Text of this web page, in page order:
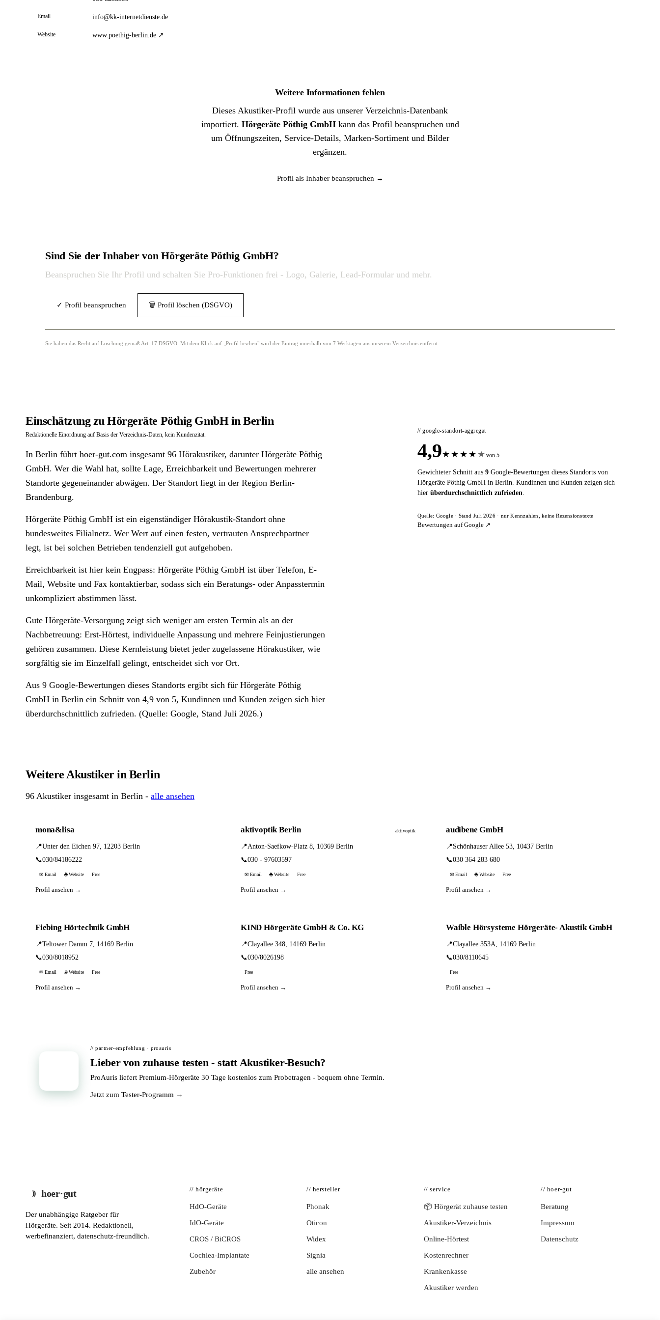
Email info@kk-internetdienste.de
Website www.poethig-berlin.de ↗
Weitere Informationen fehlen
Dieses Akustiker-Profil wurde aus unserer Verzeichnis-Datenbank
importiert. Hörgeräte Pöthig GmbHkann das Profil beanspruchen und
um Öffnungszeiten, Service-Details, Marken-Sortiment und Bilder
ergänzen.
Profil als Inhaber beanspruchen →
Sind Sie der Inhaber von Hörgeräte Pöthig GmbH?
Beanspruchen Sie Ihr Profil und schalten Sie Pro-Funktionen frei - Logo, Galerie, Lead-Formular und mehr.
✓ Profil beanspruchen 🗑 Profil löschen (DSGVO)
Sie haben das Recht auf Löschung gemäß Art. 17 DSGVO. Mit dem Klick auf „Profil löschen" wird der Eintrag innerhalb von 7 Werktagen aus unserem Verzeichnis entfernt.
Einschätzung zu Hörgeräte Pöthig GmbH in Berlin
Redaktionelle Einordnung auf Basis der Verzeichnis-Daten, kein Kundenzitat.
In Berlin führt hoer-gut.com insgesamt 96 Hörakustiker, darunter Hörgeräte Pöthig
GmbH. Wer die Wahl hat, sollte Lage, Erreichbarkeit und Bewertungen mehrerer
Standorte gegeneinander abwägen. Der Standort liegt in der Region Berlin-
Brandenburg.
Hörgeräte Pöthig GmbH ist ein eigenständiger Hörakustik-Standort ohne
bundesweites Filialnetz. Wer Wert auf einen festen, vertrauten Ansprechpartner
legt, ist bei solchen Betrieben tendenziell gut aufgehoben.
Erreichbarkeit ist hier kein Engpass: Hörgeräte Pöthig GmbH ist über Telefon, E-
Mail, Website und Fax kontaktierbar, sodass sich ein Beratungs- oder Anpasstermin
unkompliziert abstimmen lässt.
Gute Hörgeräte-Versorgung zeigt sich weniger am ersten Termin als an der
Nachbetreuung: Erst-Hörtest, individuelle Anpassung und mehrere Feinjustierungen
gehören zusammen. Diese Kernleistung bietet jeder zugelassene Hörakustiker, wie
sorgfältig sie im Einzelfall gelingt, entscheidet sich vor Ort.
Aus 9 Google-Bewertungen dieses Standorts ergibt sich für Hörgeräte Pöthig
GmbH in Berlin ein Schnitt von 4,9 von 5, Kundinnen und Kunden zeigen sich hier
überdurchschnittlich zufrieden. (Quelle: Google, Stand Juli 2026.)
// google-standort-aggregat
4,9★ ★ ★ ★ ★ von 5
Gewichteter Schnitt aus 9Google-Bewertungen dieses Standorts von
Hörgeräte Pöthig GmbH in Berlin. Kundinnen und Kunden zeigen sich
hier überdurchschnittlich zufrieden.
Quelle: Google · Stand Juli 2026 · nur Kennzahlen, keine Rezensionstexte
Bewertungen auf Google ↗
Weitere Akustiker in Berlin
96 Akustiker insgesamt in Berlin - alle ansehen
mona&lisa
📍Unter den Eichen 97, 12203 Berlin
📞030/84186222
✉ Email 🌐 Website Free
Profil ansehen →
aktivoptik Berlin aktivoptik
📍Anton-Saefkow-Platz 8, 10369 Berlin
📞030 - 97603597
✉ Email 🌐 Website Free
Profil ansehen →
audibene GmbH
📍Schönhauser Allee 53, 10437 Berlin
📞030 364 283 680
✉ Email 🌐 Website Free
Profil ansehen →
Fiebing Hörtechnik GmbH
📍Teltower Damm 7, 14169 Berlin
📞030/8018952
✉ Email 🌐 Website Free
Profil ansehen →
KIND Hörgeräte GmbH & Co. KG
📍Clayallee 348, 14169 Berlin
📞030/8026198
Free
Profil ansehen →
Waible Hörsysteme Hörgeräte- Akustik GmbH
📍Clayallee 353A, 14169 Berlin
📞030/8110645
Free
Profil ansehen →
// partner-empfehlung · proauris
Lieber von zuhause testen - statt Akustiker-Besuch?
ProAuris liefert Premium-Hörgeräte 30 Tage kostenlos zum Probetragen - bequem ohne Termin.
Jetzt zum Tester-Programm →
hoer·gut
Der unabhängige Ratgeber für
Hörgeräte. Seit 2014. Redaktionell,
werbefinanziert, datenschutz-freundlich.
// hörgeräte
HdO-Geräte
IdO-Geräte
CROS / BiCROS
Cochlea-Implantate
Zubehör
// hersteller
Phonak
Oticon
Widex
Signia
alle ansehen
// service
📦 Hörgerät zuhause testen
Akustiker-Verzeichnis
Online-Hörtest
Kostenrechner
Krankenkasse
Akustiker werden
// hoer-gut
Beratung
Impressum
Datenschutz